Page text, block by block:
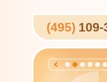
(495) 109-